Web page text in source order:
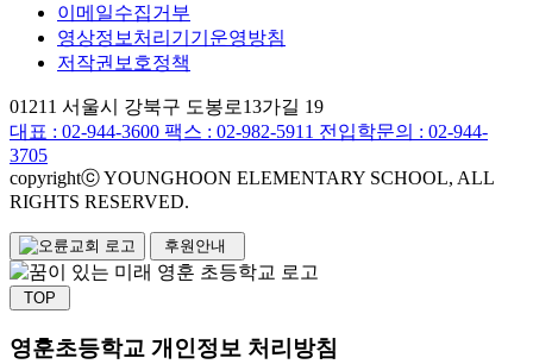
이메일수집거부
영상정보처리기기운영방침
저작권보호정책
01211 서울시 강북구 도봉로13가길 19
대표 : 02-944-3600 팩스 : 02-982-5911 전입학문의 : 02-944-
3705
copyrightⓒ YOUNGHOON ELEMENTARY SCHOOL, ALL
RIGHTS RESERVED.
후원안내
TOP
영훈초등학교 개인정보 처리방침